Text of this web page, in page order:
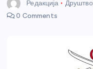
Редакција Друштво
0 Comments